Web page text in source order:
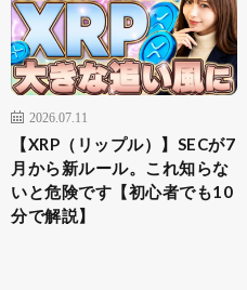
2026.07.11
【XRP（リップル）】SECが7
月から新ルール。これ知らな
いと危険です【初心者でも10
分で解説】